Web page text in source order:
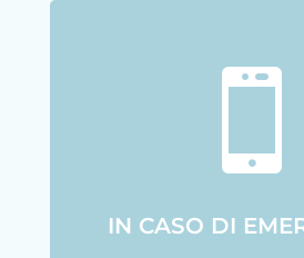

IN CASO DI